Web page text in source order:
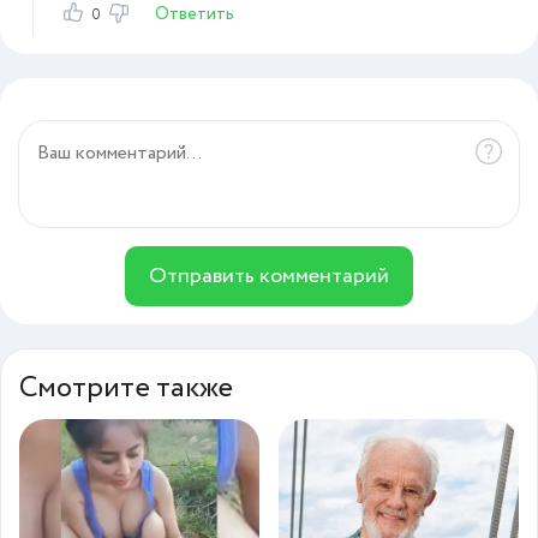
0 Ответить
Отправить комментарий
Смотрите также